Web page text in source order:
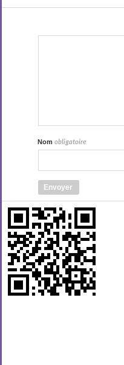
Nomobligatoire